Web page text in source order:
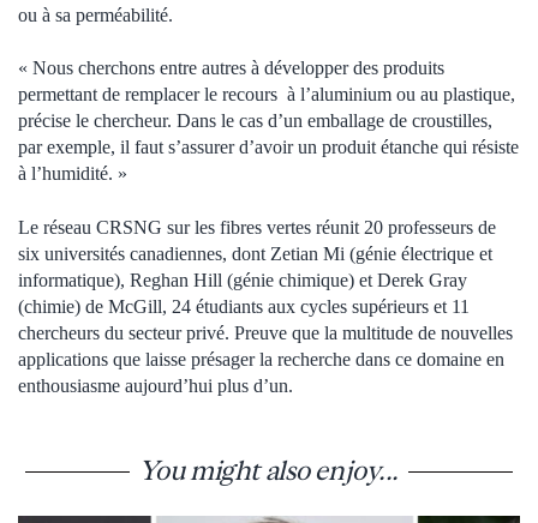
ou à sa perméabilité.
« Nous cherchons entre autres à développer des produits
permettant de remplacer le recours à l’aluminium ou au plastique,
précise le chercheur. Dans le cas d’un emballage de croustilles,
par exemple, il faut s’assurer d’avoir un produit étanche qui résiste
à l’humidité. »
Le réseau CRSNG sur les fibres vertes réunit 20 professeurs de
six universités canadiennes, dont Zetian Mi (génie électrique et
informatique), Reghan Hill (génie chimique) et Derek Gray
(chimie) de McGill, 24 étudiants aux cycles supérieurs et 11
chercheurs du secteur privé. Preuve que la multitude de nouvelles
applications que laisse présager la recherche dans ce domaine en
enthousiasme aujourd’hui plus d’un.
You might also enjoy...